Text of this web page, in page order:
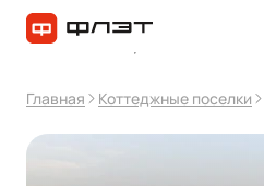
Главная Коттеджные поселки